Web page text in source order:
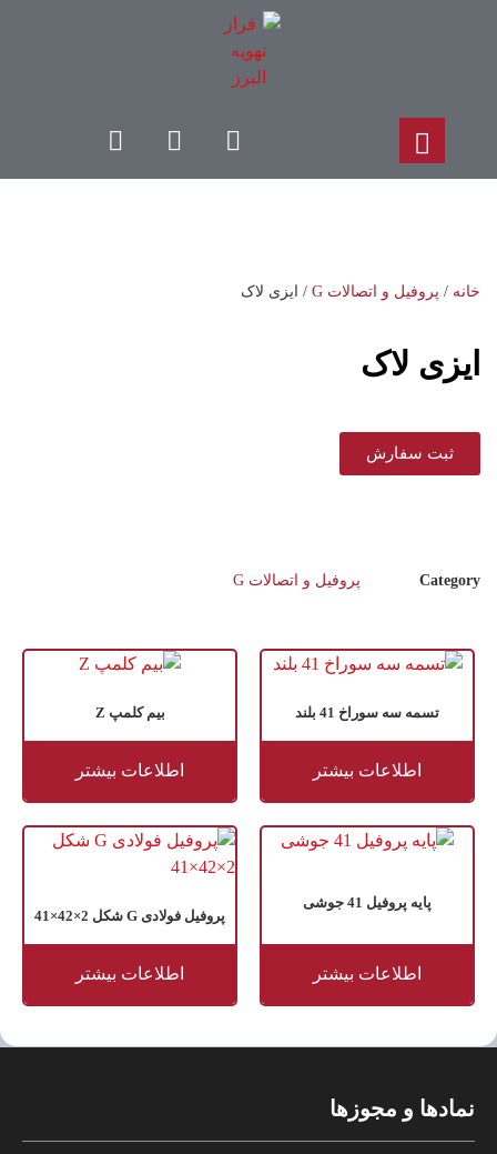
خانه / پروفیل و اتصالات G / ایزی لاک
ایزی لاک
ثبت سفارش
Category پروفیل و اتصالات G
تسمه سه سوراخ 41 بلند
اطلاعات بیشتر
بیم کلمپ Z
اطلاعات بیشتر
پایه پروفیل 41 جوشی
اطلاعات بیشتر
پروفیل فولادی G شکل 2×42×41
اطلاعات بیشتر
نمادها و مجوزها